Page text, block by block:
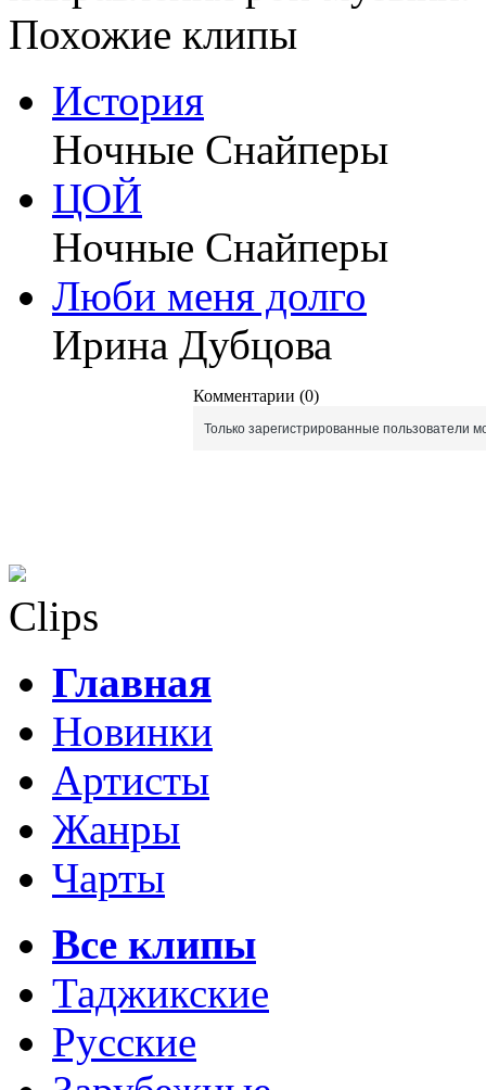
Похожие клипы
История
Ночные Снайперы
ЦОЙ
Ночные Снайперы
Люби меня долго
Ирина Дубцова
Комментарии (0)
Только зарегистрированные пользователи
Clips
Главная
Новинки
Артисты
Жанры
Чарты
Все клипы
Таджикские
Русские